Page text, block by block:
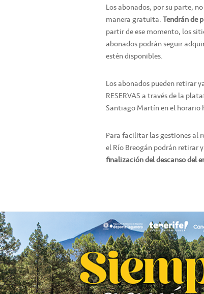
Los abonados, por su parte,
manera gratuita.Tendrán de
partir de ese momento, los
abonados podrán seguir
estén disponibles.
Los abonados pueden retirar
RESERVAS a través de la
Santiago Martín en el
Para facilitar las gestiones al
el Río Breogán podrán retirar
finalización del descanso del